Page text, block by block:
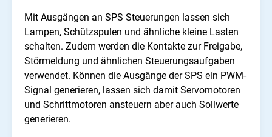
Mit Ausgängen an SPS Steuerungen lassen sich
Lampen, Schützspulen und ähnliche kleine Lasten
schalten. Zudem werden die Kontakte zur Freigabe,
Störmeldung und ähnlichen Steuerungsaufgaben
verwendet. Können die Ausgänge der SPS ein PWM-
Signal generieren, lassen sich damit Servomotoren
und Schrittmotoren ansteuern aber auch Sollwerte
generieren.